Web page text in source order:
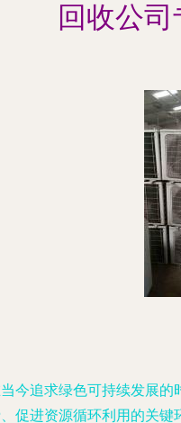
回收公
今追求绿色可持续发展的
促进资源循环利用的关键